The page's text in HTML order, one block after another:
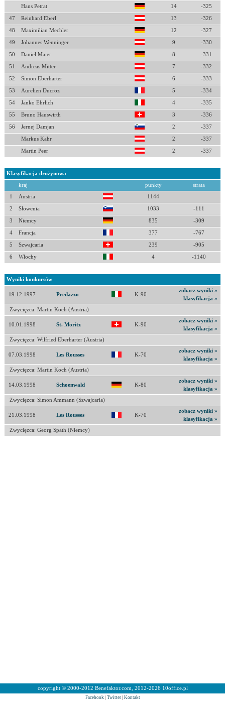
Hans Petrat 14 -325
47 Reinhard Eberl 13 -326
48 Maximilian Mechler 12 -327
49 Johannes Wenninger 9 -330
50 Daniel Maier 8 -331
51 Andreas Mitter 7 -332
52 Simon Eberharter 6 -333
53 Aurelien Ducroz 5 -334
54 Janko Ehrlich 4 -335
55 Bruno Hauswirth 3 -336
56 Jernej Damjan 2 -337
Markus Kahr 2 -337
Martin Peer 2 -337
Klasyfikacja drużynowa
kraj punkty strata
1 Austria 1144
2 Słowenia 1033 -111
3 Niemcy 835 -309
4 Francja 377 -767
5 Szwajcaria 239 -905
6 Włochy 4 -1140
Wyniki konkursów
19.12.1997 Predazzo K-90
zobacz wyniki »
klasyfikacja »
Zwycięzca: Martin Koch (Austria)
10.01.1998 St. Moritz K-90
zobacz wyniki »
klasyfikacja »
Zwycięzca: Wilfried Eberharter (Austria)
07.03.1998 Les Rousses K-70
zobacz wyniki »
klasyfikacja »
Zwycięzca: Martin Koch (Austria)
14.03.1998 Schoenwald K-80
zobacz wyniki »
klasyfikacja »
Zwycięzca: Simon Ammann (Szwajcaria)
21.03.1998 Les Rousses K-70
zobacz wyniki »
klasyfikacja »
Zwycięzca: Georg Späth (Niemcy)
copyright © 2000-2012 Benefaktor.com, 2012-2026 10office.pl
Facebook| Twitter| Kontakt